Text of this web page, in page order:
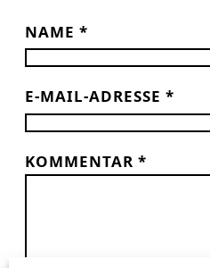
NAME *
E-MAIL-ADRESSE *
KOMMENTAR *